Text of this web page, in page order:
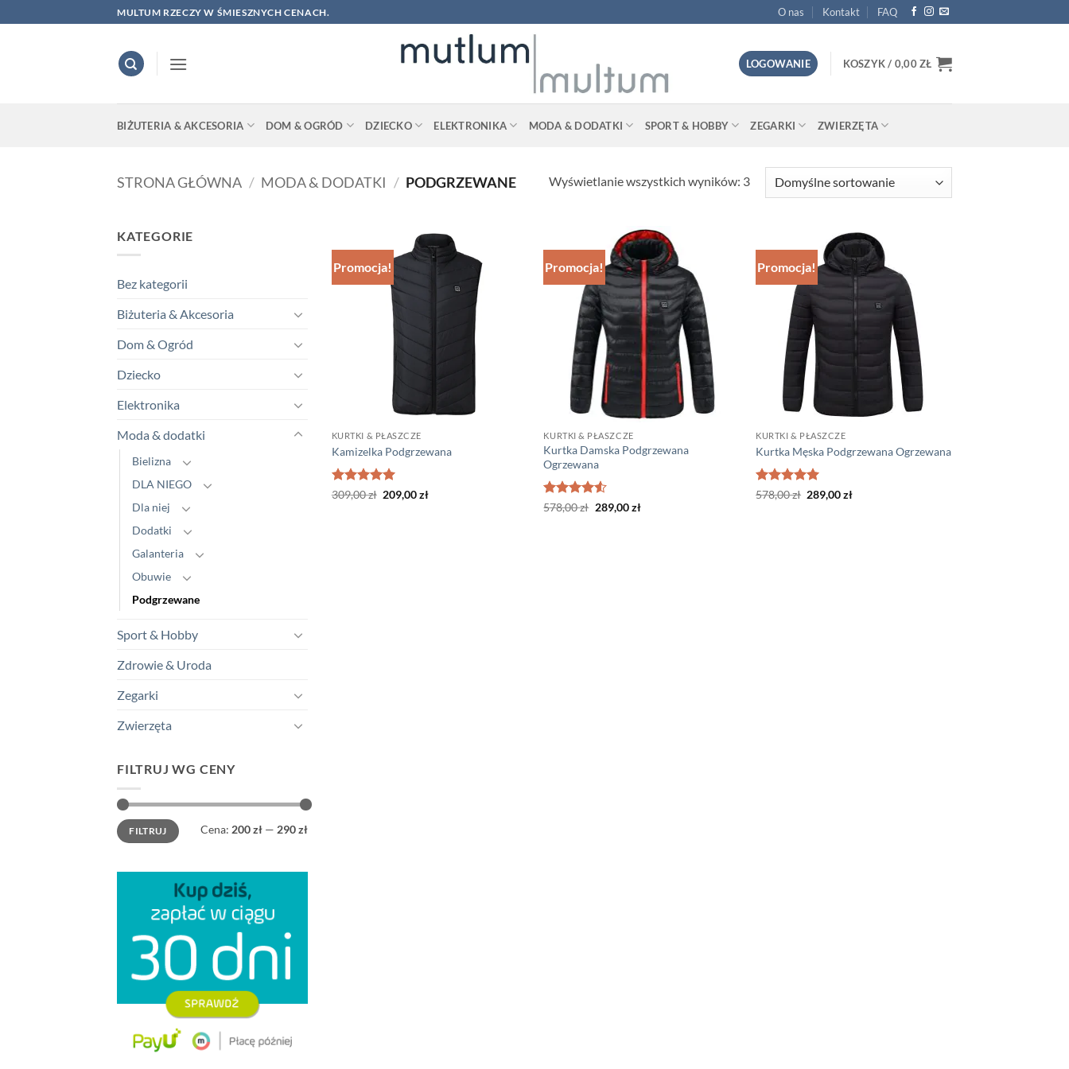
to
MULTUM RZECZY W ŚMIESZNYCH CENACH. O nas Kontakt FAQ
LOGOWANIE KOSZYK / 0,00ZŁ
BIŻUTERIA & AKCESORIA DOM & OGRÓD DZIECKO ELEKTRONIKA MODA & DODATKI SPORT & HOBBY ZEGARKI ZWIERZĘTA
STRONA GŁÓWNA / MODA & DODATKI / PODGRZEWANE Wyświetlanie wszystkich wyników: 3
KATEGORIE
Bez kategorii
Biżuteria & Akcesoria
Dom & Ogród
Dziecko
Elektronika
Moda & dodatki
Bielizna
DLA NIEGO
Dla niej
Dodatki
Galanteria
Obuwie
Podgrzewane
Sport & Hobby
Zdrowie & Uroda
Zegarki
Zwierzęta
FILTRUJ WG CENY
Cena
min
Cena
maxFILTRUJ Cena: 200 zł — 290 zł
Promocja!
KURTKI & PŁASZCZE
Kamizelka Podgrzewana
Oceniono5
309,00zł Pierwotna
cena
209,00złAktualna
Promocja!
KURTKI & PŁASZCZE
Kurtka Damska Podgrzewana
Ogrzewana
Oceniono
578,00zł Pierwotna
cena
289,00złAktualna
Promocja!
KURTKI & PŁASZCZE
Kurtka Męska Podgrzewana Ogrzewana
Oceniono5
578,00zł Pierwotna
cena
289,00złAktualna